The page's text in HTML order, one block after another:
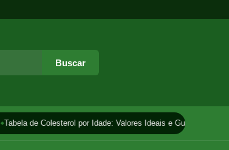
Buscar
Tabela de Colesterol por Idade: Valores Ideais e Guia